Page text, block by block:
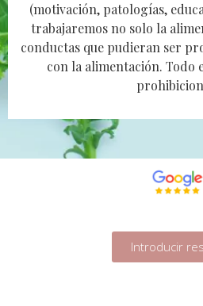
(motivación, patologías,
trabajaremos no solo la
conductas que pudieran ser
con la alimentación. Todo
Introducir